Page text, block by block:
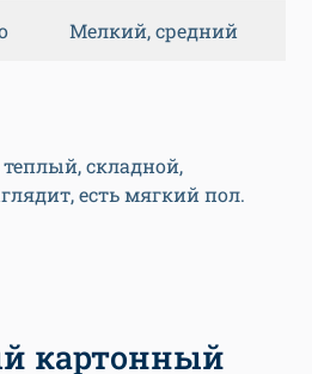
Мелкий, средний
складной,
есть мягкий пол.
картонный